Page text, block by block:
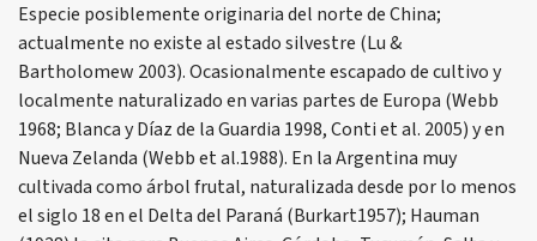
Especie posiblemente originaria del norte de China;
actualmente no existe al estado silvestre (Lu &
Bartholomew 2003). Ocasionalmente escapado de cultivo y
localmente naturalizado en varias partes de Europa (Webb
1968; Blanca y Díaz de la Guardia 1998, Conti et al. 2005) y en
Nueva Zelanda (Webb et al.1988). En la Argentina muy
cultivada como árbol frutal, naturalizada desde por lo menos
el siglo 18 en el Delta del Paraná (Burkart1957); Hauman